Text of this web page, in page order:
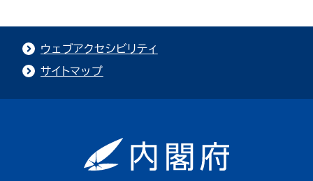
ウェブアクセシビリティ
サイトマップ